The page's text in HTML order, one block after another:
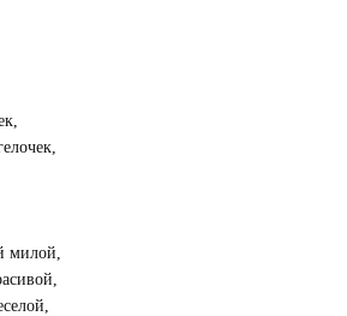
милой,